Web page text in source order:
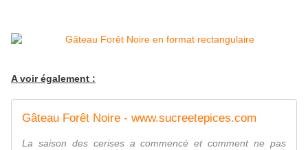
A voir également :
Gâteau Forêt Noire - www.sucreetepices.com
La saison des cerises a commencé et comment ne pas